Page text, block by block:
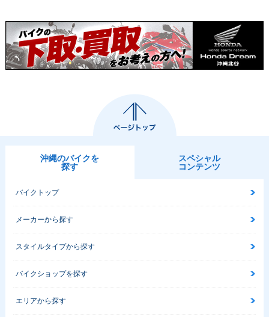
2003年 CB1300 SU
2000年 CB1300 SU
1999年 CB1300 SU
沖縄のバイクを
探す
スペシャル
コンテンツ
バイクトップ
メーカーから探す
スタイルタイプから探す
バイクショップを探す
エリアから探す